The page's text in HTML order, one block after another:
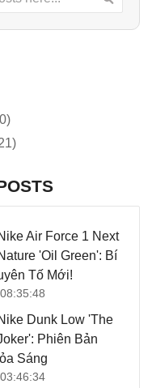
Air Force 1 Next
'Oil Green': Bí
Tố Mới!
Dunk Low 'The
Phiên Bản
Sáng